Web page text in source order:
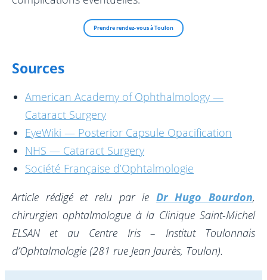
Prendre rendez-vous à Toulon
Sources
American Academy of Ophthalmology —
Cataract Surgery
EyeWiki — Posterior Capsule Opacification
NHS — Cataract Surgery
Société Française d’Ophtalmologie
Article rédigé et relu par le Dr Hugo Bourdon,
chirurgien ophtalmologue à la Clinique Saint-Michel
ELSAN et au Centre Iris – Institut Toulonnais
d’Ophtalmologie (281 rue Jean Jaurès, Toulon).